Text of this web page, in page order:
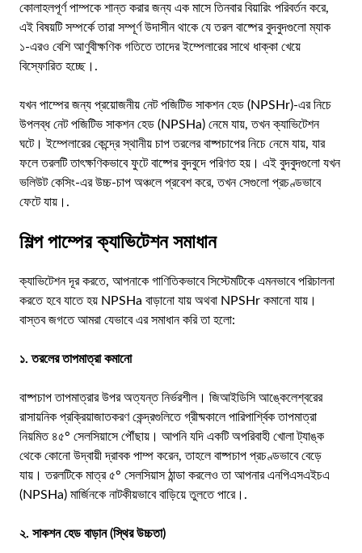
কোলাহলপূর্ণ পাম্পকে শান্ত করার জন্য এক মাসে তিনবার বিয়ারিং পরিবর্তন করে,
এই বিষয়টি সম্পর্কে তারা সম্পূর্ণ উদাসীন থাকে যে তরল বাষ্পের বুদবুদগুলো ম্যাক
১-এরও বেশি আণুবীক্ষণিক গতিতে তাদের ইম্পেলারের সাথে ধাক্কা খেয়ে
বিস্ফোরিত হচ্ছে।.
যখন পাম্পের জন্য প্রয়োজনীয় নেট পজিটিভ সাকশন হেড (NPSHr)-এর নিচে
উপলব্ধ নেট পজিটিভ সাকশন হেড (NPSHa) নেমে যায়, তখন ক্যাভিটেশন
ঘটে। ইম্পেলারের কেন্দ্রে স্থানীয় চাপ তরলের বাষ্পচাপের নিচে নেমে যায়, যার
ফলে তরলটি তাৎক্ষণিকভাবে ফুটে বাষ্পের বুদবুদে পরিণত হয়। এই বুদবুদগুলো যখন
ভলিউট কেসিং-এর উচ্চ-চাপ অঞ্চলে প্রবেশ করে, তখন সেগুলো প্রচণ্ডভাবে
ফেটে যায়।.
শিল্প পাম্পের ক্যাভিটেশন সমাধান
ক্যাভিটেশন দূর করতে, আপনাকে গাণিতিকভাবে সিস্টেমটিকে এমনভাবে পরিচালনা
করতে হবে যাতে হয় NPSHa বাড়ানো যায় অথবা NPSHr কমানো যায়।
বাস্তব জগতে আমরা যেভাবে এর সমাধান করি তা হলো:
১. তরলের তাপমাত্রা কমানো
বাষ্পচাপ তাপমাত্রার উপর অত্যন্ত নির্ভরশীল। জিআইডিসি আঙ্কেলেশ্বরের
রাসায়নিক প্রক্রিয়াজাতকরণ কেন্দ্রগুলিতে গ্রীষ্মকালে পারিপার্শ্বিক তাপমাত্রা
নিয়মিত ৪৫° সেলসিয়াসে পৌঁছায়। আপনি যদি একটি অপরিবাহী খোলা ট্যাঙ্ক
থেকে কোনো উদ্বায়ী দ্রাবক পাম্প করেন, তাহলে বাষ্পচাপ প্রচণ্ডভাবে বেড়ে
যায়। তরলটিকে মাত্র ৫° সেলসিয়াস ঠান্ডা করলেও তা আপনার এনপিএসএইচএ
(NPSHa) মার্জিনকে নাটকীয়ভাবে বাড়িয়ে তুলতে পারে।.
২. সাকশন হেড বাড়ান (স্থির উচ্চতা)